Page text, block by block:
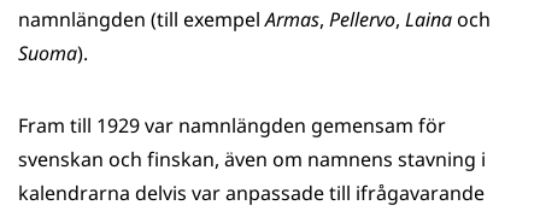
namnlängden (till exempelArmas, Pellervo, Lainaoch
Suoma).
Fram till 1929 var namnlängden gemensam för
svenskan och finskan, även om namnens stavning i
kalendrarna delvis var anpassade till ifrågavarande